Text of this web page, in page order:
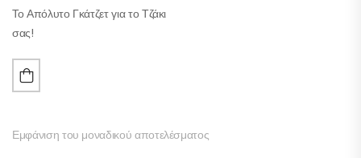
Το Απόλυτο Γκάτζετ για το Τζάκι
σας!
Εμφάνιση του μοναδικού αποτελέσματος